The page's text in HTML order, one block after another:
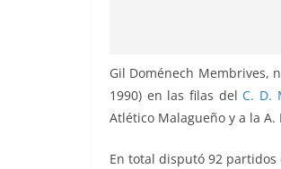
Gil Doménech Membrives,
1990) en las filas del C. D.
Atlético Malagueño y a la A.
En total disputó 92